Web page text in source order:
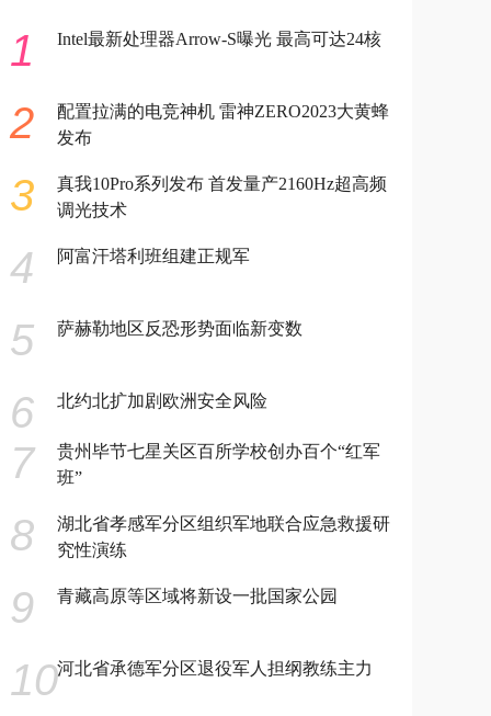
1 Intel最新处理器Arrow-S曝光 最高可达24核
2
配置拉满的电竞神机 雷神ZERO2023大黄蜂
发布
3
真我10Pro系列发布 首发量产2160Hz超高频
调光技术
4 阿富汗塔利班组建正规军
5 萨赫勒地区反恐形势面临新变数
6 北约北扩加剧欧洲安全风险
7
贵州毕节七星关区百所学校创办百个“红军
班”
8
湖北省孝感军分区组织军地联合应急救援研
究性演练
9 青藏高原等区域将新设一批国家公园
10河北省承德军分区退役军人担纲教练主力